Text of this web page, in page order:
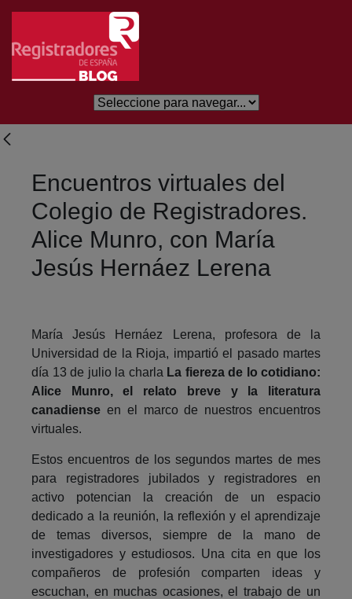
Skip to Main Content
Encuentros virtuales del
Colegio de Registradores.
Alice Munro, con María
Jesús Hernáez Lerena
María Jesús Hernáez Lerena, profesora de la
Universidad de la Rioja, impartió el pasado martes
día 13 de julio la charla La fiereza de lo cotidiano:
Alice Munro, el relato breve y la literatura
canadiense en el marco de nuestros encuentros
virtuales.
Estos encuentros de los segundos martes de mes
para registradores jubilados y registradores en
activo potencian la creación de un espacio
dedicado a la reunión, la reflexión y el aprendizaje
de temas diversos, siempre de la mano de
investigadores y estudiosos. Una cita en que los
compañeros de profesión comparten ideas y
escuchan, en muchas ocasiones, el trabajo de un